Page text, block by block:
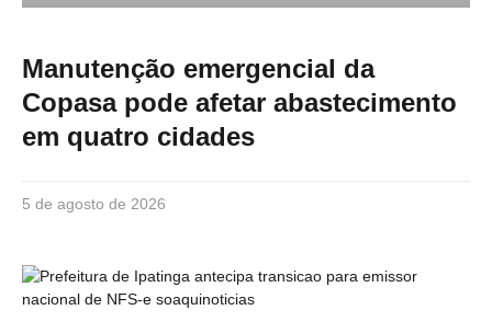
Manutenção emergencial da
Copasa pode afetar abastecimento
em quatro cidades
5 de agosto de 2026